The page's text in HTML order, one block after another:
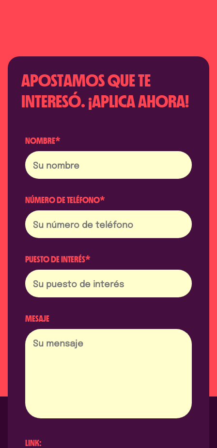
APOSTAMOS QUE TE
INTERESÓ. ¡APLICA AHORA!
NOMBRE*
NÚMERO DE TELÉFONO*
PUESTO DE INTERÉS*
MESAJE
LINK: